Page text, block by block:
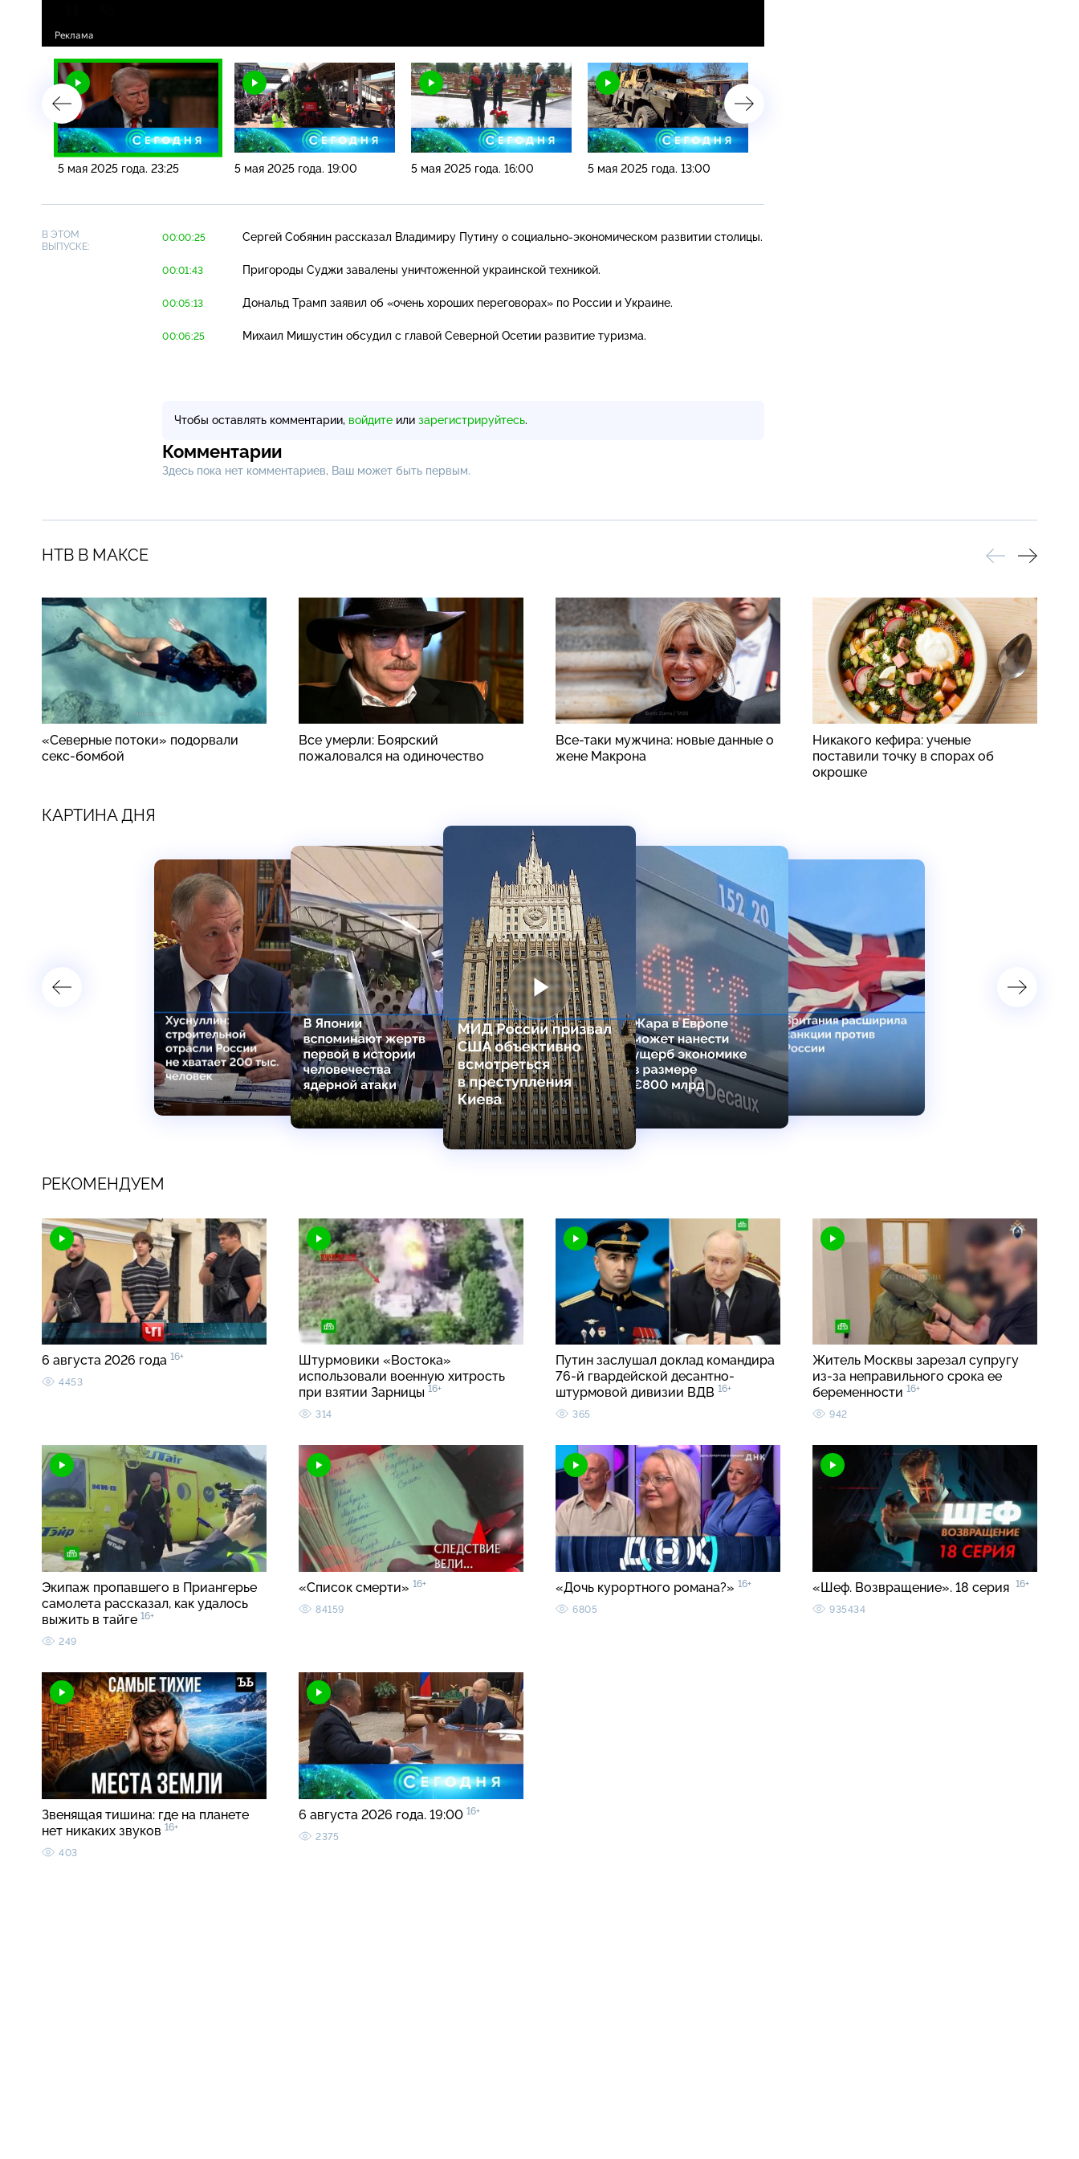
5 мая 2025 года. 23:25 5 мая 2025 года. 19:00 5 мая 2025 года. 16:00 5 мая 2025 года. 13:00
В ЭТОМ
ВЫПУСКЕ:
00:00:25 Сергей Собянин рассказал Владимиру Путину о социально-экономическом развитии столицы.
00:01:43 Пригороды Суджи завалены уничтоженной украинской техникой.
00:05:13 Дональд Трамп заявил об «очень хороших переговорах» по России и Украине.
00:06:25 Михаил Мишустин обсудил с главой Северной Осетии развитие туризма.
Чтобы оставлять комментарии, войдите или зарегистрируйтесь.
Комментарии
Здесь пока нет комментариев, Ваш может быть первым.
НТВ В МАКСЕ
«Северные потоки» подорвали
секс-бомбой
Все умерли: Боярский
пожаловался на одиночество
Все-таки мужчина: новые данные о
жене Макрона
Никакого кефира: ученые
поставили точку в спорах об
окрошке
КАРТИНА ДНЯ
РЕКОМЕНДУЕМ
6 августа 2026 года 16+
4453
Штурмовики «Востока»
использовали военную хитрость
при взятии Зарницы 16+
314
Путин заслушал доклад командира
76-й гвардейской десантно-
штурмовой дивизии ВДВ 16+
365
Житель Москвы зарезал супругу
из-за неправильного срока ее
беременности 16+
942
Экипаж пропавшего в Приангерье
самолета рассказал, как удалось
выжить в тайге 16+
249
«Список смерти» 16+
84159
«Дочь курортного романа?» 16+
6805
«Шеф. Возвращение». 18 серия 16+
935434
Звенящая тишина: где на планете
нет никаких звуков 16+
403
6 августа 2026 года. 19:00 16+
2375